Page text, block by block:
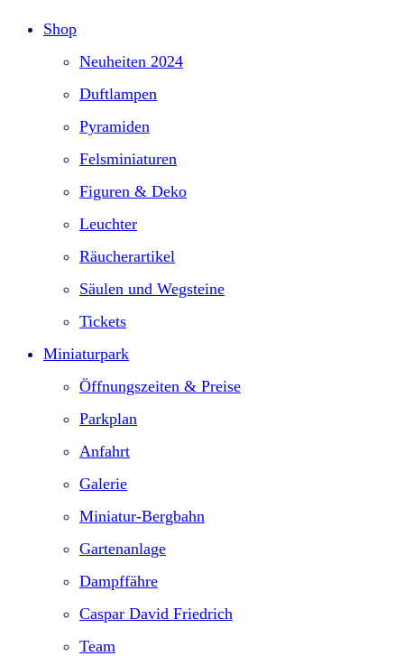
Shop
Neuheiten 2024
Duftlampen
Pyramiden
Felsminiaturen
Figuren & Deko
Leuchter
Räucherartikel
Säulen und Wegsteine
Tickets
Miniaturpark
Öffnungszeiten & Preise
Parkplan
Anfahrt
Galerie
Miniatur-Bergbahn
Gartenanlage
Dampffähre
Caspar David Friedrich
Team